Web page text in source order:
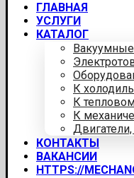
ГЛАВНАЯ
УСЛУГИ
КАТАЛОГ
К
К
К
КОНТАКТЫ
ВАКАНСИИ
HTTPS://